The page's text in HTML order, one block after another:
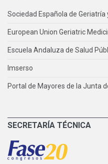
Sociedad Española de Geriatría
European Union Geriatric
Escuela Andaluza de Salud
Imserso
Portal de Mayores de la Junta
SECRETARÍA TÉCNICA